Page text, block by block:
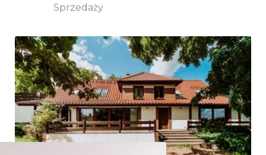
Sprzedaży